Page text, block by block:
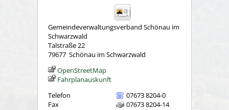
Gemeindeverwaltungsverband Schönau im
Schwarzwald
Talstraße 22
79677 Schönau im Schwarzwald
OpenStreetMap
Fahrplanauskunft
Telefon
07673 8204-0
Fax
07673 8204-14